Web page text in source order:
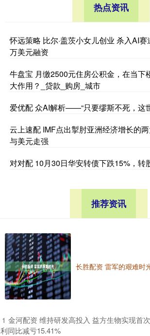
热点资讯
怀远策略 比尔·盖茨小女儿创业 杀入AI
万美元融资
牛盘宝 月缴2500元住房公积金，在当下
大作用？_贷款_购房_城市
爱优配 众AI解析——“只要缪斯不死，这
云上速配 IMF点出掣肘亚洲经济增长的
与美元走强
对对配 10月30日华安转债下跌15%，转
推荐资讯
长胜配资 雷军的艰难时
1 金河配资 维持研发高投入 益方生物实现首
利同比减亏15.41%